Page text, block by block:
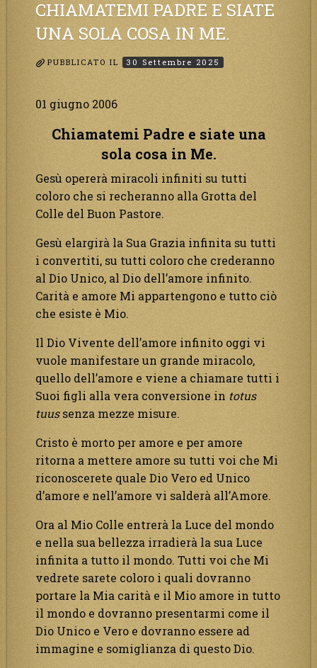
CHIAMATEMI PADRE E SIATE
UNA SOLA COSA IN ME.
PUBBLICATO IL 30 Settembre 2025
01 giugno 2006
Chiamatemi Padre e siate una
sola cosa in Me.
Gesù opererà miracoli infiniti su tutti
coloro che si recheranno alla Grotta del
Colle del Buon Pastore.
Gesù elargirà la Sua Grazia infinita su tutti
i convertiti, su tutti coloro che crederanno
al Dio Unico, al Dio dell’amore infinito.
Carità e amore Mi appartengono e tutto ciò
che esiste è Mio.
Il Dio Vivente dell’amore infinito oggi vi
vuole manifestare un grande miracolo,
quello dell’amore e viene a chiamare tutti i
Suoi figli alla vera conversione in totus
tuussenza mezze misure.
Cristo è morto per amore e per amore
ritorna a mettere amore su tutti voi che Mi
riconoscerete quale Dio Vero ed Unico
d’amore e nell’amore vi salderà all’Amore.
Ora al Mio Colle entrerà la Luce del mondo
e nella sua bellezza irradierà la sua Luce
infinita a tutto il mondo. Tutti voi che Mi
vedrete sarete coloro i quali dovranno
portare la Mia carità e il Mio amore in tutto
il mondo e dovranno presentarmi come il
Dio Unico e Vero e dovranno essere ad
immagine e somiglianza di questo Dio.